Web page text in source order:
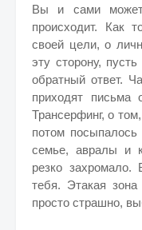
Вы и сами
происходит. Как
своей цели, о
эту сторону,
обратный ответ.
приходят письма
Трансерфинг, о
потом посыпалось
семье, авралы и
резко
тебя. Этакая зона
просто страшно,